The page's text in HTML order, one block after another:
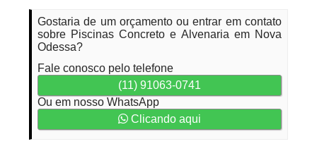
Gostaria de um orçamento ou entrar em contato
sobre Piscinas Concreto e Alvenaria em Nova
Odessa?
Fale conosco pelo telefone
(11) 91063-0741
Ou em nosso WhatsApp
Clicando aqui